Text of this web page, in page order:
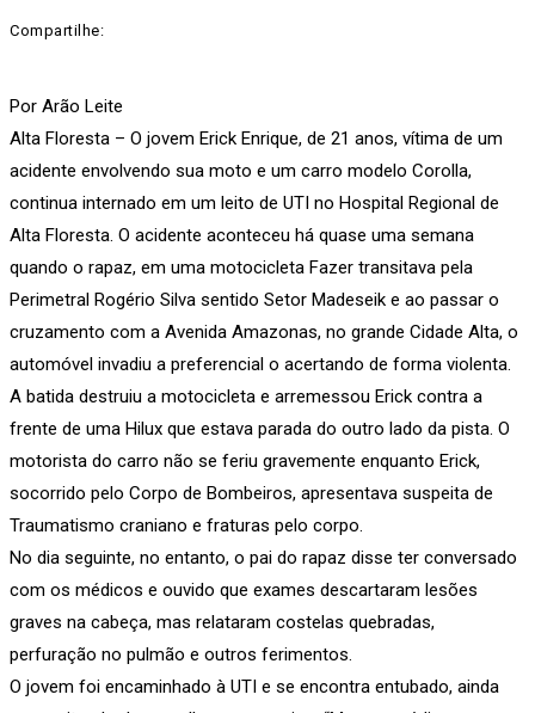
Compartilhe:
Por Arão Leite
Alta Floresta – O jovem Erick Enrique, de 21 anos, vítima de um
acidente envolvendo sua moto e um carro modelo Corolla,
continua internado em um leito de UTI no Hospital Regional de
Alta Floresta. O acidente aconteceu há quase uma semana
quando o rapaz, em uma motocicleta Fazer transitava pela
Perimetral Rogério Silva sentido Setor Madeseik e ao passar o
cruzamento com a Avenida Amazonas, no grande Cidade Alta, o
automóvel invadiu a preferencial o acertando de forma violenta.
A batida destruiu a motocicleta e arremessou Erick contra a
frente de uma Hilux que estava parada do outro lado da pista. O
motorista do carro não se feriu gravemente enquanto Erick,
socorrido pelo Corpo de Bombeiros, apresentava suspeita de
Traumatismo craniano e fraturas pelo corpo.
No dia seguinte, no entanto, o pai do rapaz disse ter conversado
com os médicos e ouvido que exames descartaram lesões
graves na cabeça, mas relataram costelas quebradas,
perfuração no pulmão e outros ferimentos.
O jovem foi encaminhado à UTI e se encontra entubado, ainda